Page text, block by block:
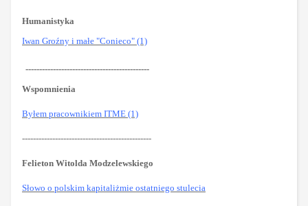
Humanistyka
Iwan Groźny i małe "Conieco" (1)
---------------------------------------------
Wspomnienia
Byłem pracownikiem ITME (1)
-----------------------------------------------
Felieton Witolda Modzelewskiego
Słowo o polskim kapitaliżmie ostatniego stulecia